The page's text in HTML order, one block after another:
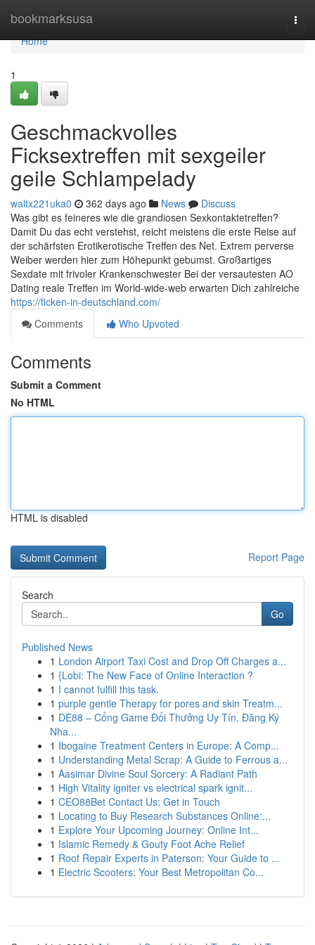
bookmarksusa
Home
Home
1
Geschmackvolles
Ficksextreffen mit sexgeiler
geile Schlampelady
waltx221uka0 362 days ago News
Discuss
Was gibt es feineres wie die grandiosen Sexkontaktetreffen?
Damit Du das echt verstehst, reicht meistens die erste Reise auf
der schärfsten Erotikerotische Treffen des Net. Extrem perverse
Weiber werden hier zum Höhepunkt gebumst. Großartiges
Sexdate mit frivoler Krankenschwester Bei der versautesten AO
Dating reale Treffen im World-wide-web erwarten Dich zahlreiche
https://ficken-in-deutschland.com/
Comments
Who Upvoted
Comments
Submit a Comment
No HTML
HTML is disabled
Report Page
Search
Go
Published News
1 London Airport Taxi Cost and Drop Off Charges a...
1 {Lobi: The New Face of Online Interaction ?
1 I cannot fulfill this task.
1 purple gentle Therapy for pores and skin Treatm...
1 DE88 – Cổng Game Đổi Thưởng Uy Tín, Đăng Ký
Nha...
1 Ibogaine Treatment Centers in Europe: A Comp...
1 Understanding Metal Scrap: A Guide to Ferrous a...
1 Aasimar Divine Soul Sorcery: A Radiant Path
1 High Vitality igniter vs electrical spark ignit...
1 CEO88Bet Contact Us: Get in Touch
1 Locating to Buy Research Substances Online:...
1 Explore Your Upcoming Journey: Online Int...
1 Islamic Remedy & Gouty Foot Ache Relief
1 Roof Repair Experts in Paterson: Your Guide to ...
1 Electric Scooters: Your Best Metropolitan Co...